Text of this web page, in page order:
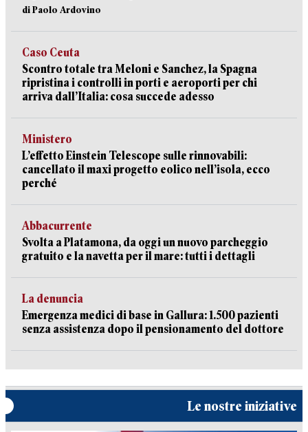
di Paolo Ardovino
Caso Ceuta
Scontro totale tra Meloni e Sanchez, la Spagna
ripristina i controlli in porti e aeroporti per chi
arriva dall’Italia: cosa succede adesso
Ministero
L’effetto Einstein Telescope sulle rinnovabili:
cancellato il maxi progetto eolico nell’isola, ecco
perché
Abbacurrente
Svolta a Platamona, da oggi un nuovo parcheggio
gratuito e la navetta per il mare: tutti i dettagli
La denuncia
Emergenza medici di base in Gallura: 1.500 pazienti
senza assistenza dopo il pensionamento del dottore
Le nostre iniziative